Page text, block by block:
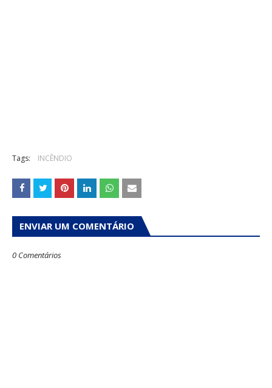
Tags: INCÊNDIO
ENVIAR UM COMENTÁRIO
0 Comentários